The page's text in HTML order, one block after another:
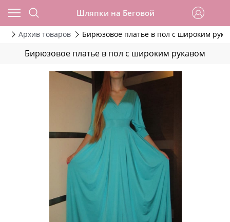
Шляпки на Беговой
Архив товаров Бирюзовое платье в пол с широким
Бирюзовое платье в пол с широким рукавом